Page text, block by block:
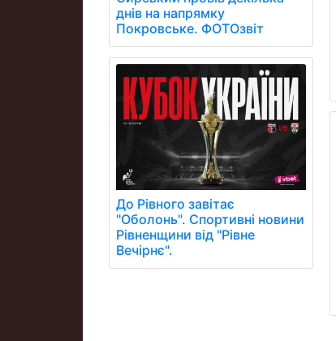
днів на напрямку
Покровське. ФОТОзвіт
До Рівного завітає
"Оболонь". Спортивні новини
Рівненщини від "Рівне
Вечірнє".